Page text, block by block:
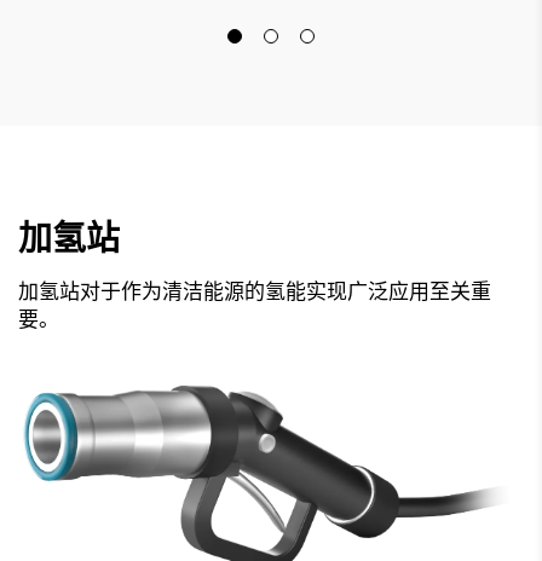
加氢站
加氢站对于作为清洁能源的氢能实现广泛应用至关重
要。